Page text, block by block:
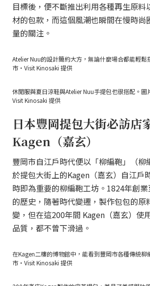
目標後，便不斷推出利用各種再生原料
材的包款，而這個風潮也瞬間在慢時尚
量的關注。
Atelier Nuu的設計簡約大方，無論什麼場合都能輕鬆
市・Visit Kinosaki 提供
休閒服與夏日涼鞋與Atelier Nuu手提包也很搭配。圖
Visit Kinosaki 提供
日本豐岡提包大街必訪店
Kagen（嘉玄）
豐岡市自江戶時代便以「柳編鞄」（柳
於提包大街上的Kagen（嘉玄）自江戶
時即為重要的柳編鞄工坊。1824年創
的歷史，隨著時代變遷，製作包包的原
變，但在這200年間 Kagen（嘉玄）使
品質，都不曾下滑過。
在Kagen二樓的博物館中，能看到豐岡市各種傳統柳
市・Visit Kinosaki 提供